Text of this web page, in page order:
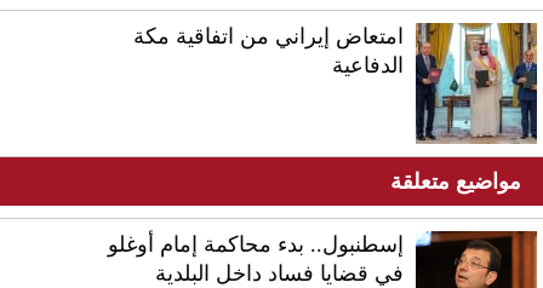
امتعاض إيراني من اتفاقية مكة
الدفاعية
مواضيع متعلقة
إسطنبول.. بدء محاكمة إمام أوغلو
في قضايا فساد داخل البلدية